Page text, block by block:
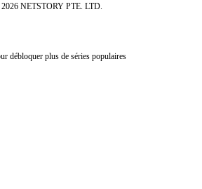
2026 NETSTORY PTE. LTD.
débloquer plus de séries populaires